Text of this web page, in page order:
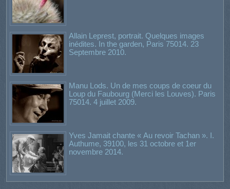
Allain Leprest, portrait. Quelques images
inédites. In the garden, Paris 75014. 23
Septembre 2010.
Manu Lods. Un de mes coups de coeur du
Loup du Faubourg (Merci les Louves). Paris
75014. 4 juillet 2009.
Yves Jamait chante « Au revoir Tachan ». I.
Authume, 39100, les 31 octobre et 1er
novembre 2014.